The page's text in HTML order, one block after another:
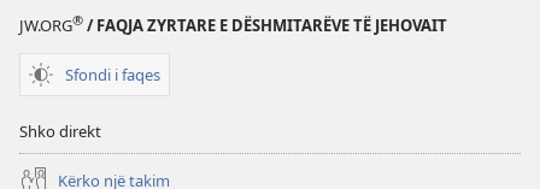
JW.ORG® / FAQJA ZYRTARE E DËSHMITARËVE TË JEHOVAIT
Sfondi i faqes
Shko direkt
Kërko një takim